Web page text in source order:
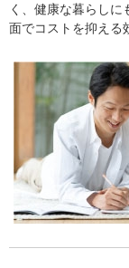
く、健康な暮らし
面でコストを抑える